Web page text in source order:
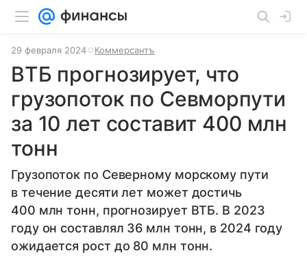
29 февраля 2024 Коммерсантъ
ВТБ прогнозирует, что
грузопоток по Севморпути
за 10 лет составит 400 млн
тонн
Грузопоток по Северному морскому пути
в течение десяти лет может достичь
400 млн тонн, прогнозирует ВТБ. В 2023
году он составлял 36 млн тонн, в 2024 году
ожидается рост до 80 млн тонн.